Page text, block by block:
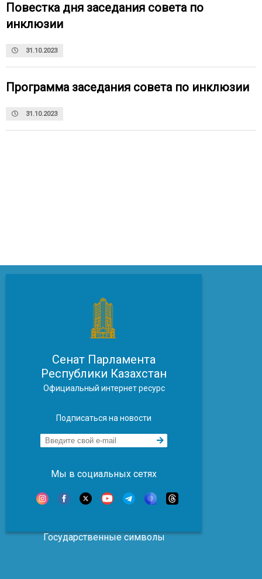
Повестка дня заседания совета по
инклюзии
31.10.2023
Программа заседания совета по инклюзии
31.10.2023
Сенат Парламента
Республики Казахстан
Официальный интернет ресурс
Подписаться на новости
Мы в социальных сетях
Государственные символы